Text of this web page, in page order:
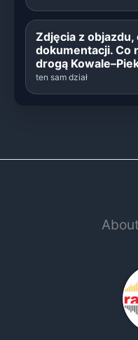
Zdjęcia z
dokumentacji. Co
drogą
ten sam dział